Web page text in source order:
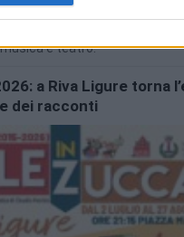
e teatro.
a Riva Ligure torna
dei racconti